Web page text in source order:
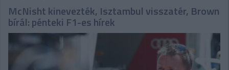
McNisht kinevezték, Isztambul visszatér, Brown
bírál: pénteki F1-es hírek